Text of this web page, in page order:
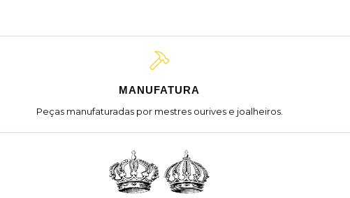
MANUFATURA
Peças manufaturadas por mestres ourives e joalheiros.